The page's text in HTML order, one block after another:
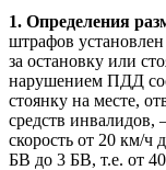
1. Определения
штрафов
за остановку или
нарушением ПДД
стоянку на месте,
средств
скорость от 20 км/ч
БВ до 3 БВ, т.е. от